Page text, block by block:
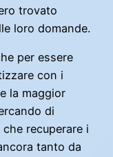
trovato
loro domande.
per essere
con i
la maggior
di
recuperare i
tanto da